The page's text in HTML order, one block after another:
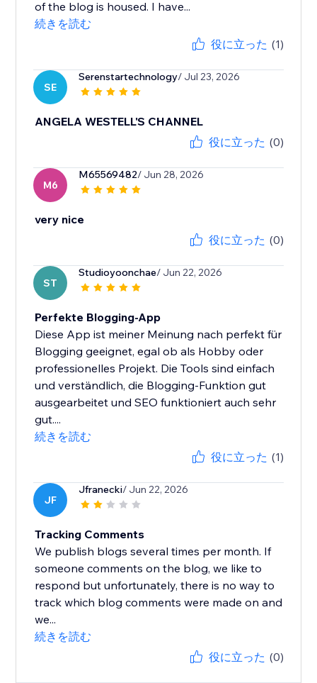
of the blog is housed. I have...
続きを読む
役に立った (1)
SE
Serenstartechnology/ Jul 23, 2026
ANGELA WESTELL'S CHANNEL
役に立った (0)
M6
M65569482/ Jun 28, 2026
very nice
役に立った (0)
ST
Studioyoonchae/ Jun 22, 2026
Perfekte Blogging-App
Diese App ist meiner Meinung nach perfekt für
Blogging geeignet, egal ob als Hobby oder
professionelles Projekt. Die Tools sind einfach
und verständlich, die Blogging-Funktion gut
ausgearbeitet und SEO funktioniert auch sehr
gut....
続きを読む
役に立った (1)
JF
Jfranecki/ Jun 22, 2026
Tracking Comments
We publish blogs several times per month. If
someone comments on the blog, we like to
respond but unfortunately, there is no way to
track which blog comments were made on and
we...
続きを読む
役に立った (0)